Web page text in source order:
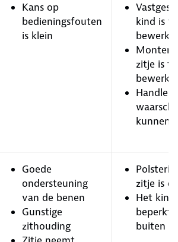
Kans op
bedieningsfouten
is klein
kind is
zitje is
kunnen
Goede
ondersteuning
van de benen
Gunstige
zithouding
zitje is
Het
beperkt
buiten